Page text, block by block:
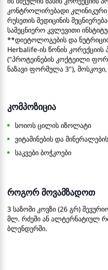
კონტროლირებადი კლინიკური
რუსეთის მედიცინის
სამეცნიერო კვლევითი
**დიეტოლოგების და
Herbalife-ის წონის
("პროტეინების კოქტეილი
ნაზავი ფორმულა 3"),
კომპოზიცია
სოიოს ცილის იზოლატი
ვიტამინების და
საკვები ბოჭკოები
როგორ მოვამზადოთ
3 საზომი კოვზი (26 გრ)
მლ. რძეში ან ალტერნატიულ
ბლენდერში.